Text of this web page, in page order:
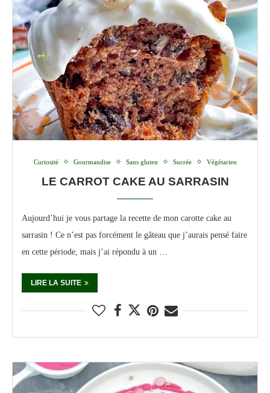
Curiosité Gourmandise Sans gluten Sucrée Végétarien
LE CARROT CAKE AU SARRASIN
Aujourd’hui je vous partage la recette de mon carotte cake au
sarrasin ! Ce n’est pas forcément le gâteau que j’aurais pensé faire
en cette période, mais j’ai répondu à un …
LIRE LA SUITE